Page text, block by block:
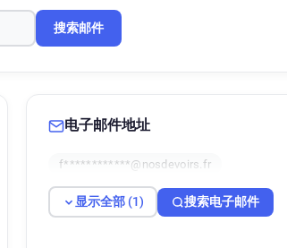
搜索邮件
电子邮件地址
f************@nosdevoirs.fr
显示全部 (1) 搜索电子邮件